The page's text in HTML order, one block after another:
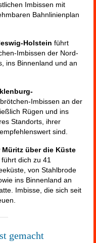
Imbissen mit
Bahnlinienplan
Holstein führt
Imbissen der Nord-
ins Binnenland und an
Imbissen an der
Rügen und ins
Standorts, ihrer
sind.
über die Küste
dich zu 41
von Stahlbrode
ins Binnenland an
Imbisse, die sich seit
gemacht